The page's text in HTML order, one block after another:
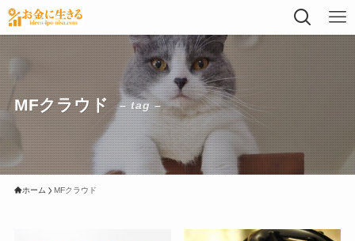
MFクラウド – tag –
ホーム MFクラウド